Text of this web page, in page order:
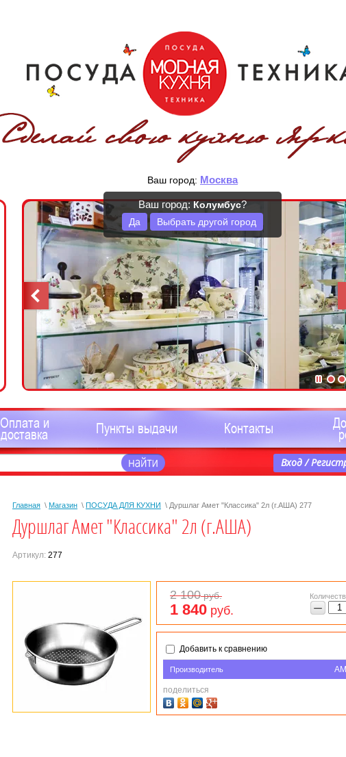
Ваш город: Москва
Ваш город:Колумбус?
Да Выбрать другой город
Вход /
Оплата и
доставка Пункты выдачи Контакты
Главная \ Магазин \ ПОСУДА ДЛЯ КУХНИ \ Дуршлаг Амет "Классика" 2л (г.АША) 277
Дуршлаг Амет "Классика" 2л (г.АША)
Артикул: 277
2 100руб.
1 840 руб. −
Добавить к сравнению
Производитель
поделиться